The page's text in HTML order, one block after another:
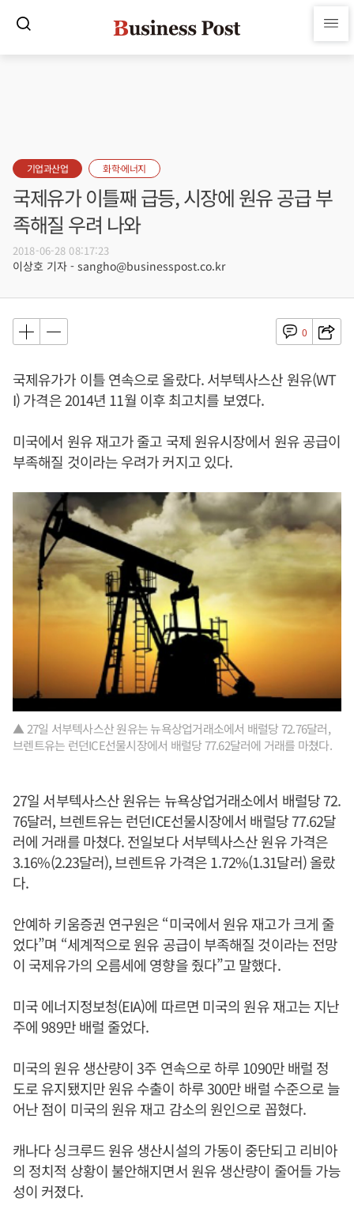
기업과산업 화학·에너지
국제유가 이틀째 급등, 시장에 원유 공급 부
족해질 우려 나와
2018-06-28 08:17:23
이상호 기자 - sangho@businesspost.co.kr
0
국제유가가 이틀 연속으로 올랐다. 서부텍사스산 원유(WT
I) 가격은 2014년 11월 이후 최고치를 보였다.
미국에서 원유 재고가 줄고 국제 원유시장에서 원유 공급이
부족해질 것이라는 우려가 커지고 있다.
▲ 27일 서부텍사스산 원유는 뉴욕상업거래소에서 배럴당 72.76달러,
브렌트유는 런던ICE선물시장에서 배럴당 77.62달러에 거래를 마쳤다.
27일 서부텍사스산 원유는 뉴욕상업거래소에서 배럴당 72.
76달러, 브렌트유는 런던ICE선물시장에서 배럴당 77.62달
러에 거래를 마쳤다. 전일보다 서부텍사스산 원유 가격은
3.16%(2.23달러), 브렌트유 가격은 1.72%(1.31달러) 올랐
다.
안예하 키움증권 연구원은 “미국에서 원유 재고가 크게 줄
었다”며 “세계적으로 원유 공급이 부족해질 것이라는 전망
이 국제유가의 오름세에 영향을 줬다”고 말했다.
미국 에너지정보청(EIA)에 따르면 미국의 원유 재고는 지난
주에 989만 배럴 줄었다.
미국의 원유 생산량이 3주 연속으로 하루 1090만 배럴 정
도로 유지됐지만 원유 수출이 하루 300만 배럴 수준으로 늘
어난 점이 미국의 원유 재고 감소의 원인으로 꼽혔다.
캐나다 싱크루드 원유 생산시설의 가동이 중단되고 리비아
의 정치적 상황이 불안해지면서 원유 생산량이 줄어들 가능
성이 커졌다.